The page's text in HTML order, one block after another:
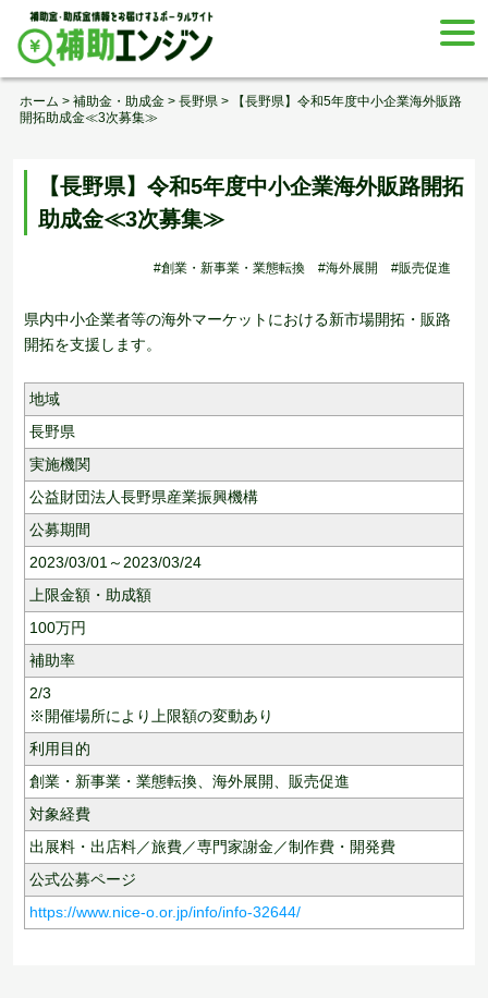
Skip
content
ホーム > 補助金・助成金 > 長野県 >
【長野県】令和5年度中小企業海外販路
開拓助成金≪3次募集≫
【長野県】令和5年度中小企業海外販路開拓
助成金≪3次募集≫
#創業・新事業・業態転換 #海外展開 #販売促進
県内中小企業者等の海外マーケットにおける新市場開拓・販路
開拓を支援します。
地域
長野県
実施機関
公益財団法人長野県産業振興機構
公募期間
2023/03/01～2023/03/24
上限金額・助成額
100万円
補助率
2/3
※開催場所により上限額の変動あり
利用目的
創業・新事業・業態転換、 海外展開、 販売促進
対象経費
出展料・出店料／旅費／専門家謝金／制作費・開発費
公式公募ページ
https://www.nice-o.or.jp/info/info-32644/